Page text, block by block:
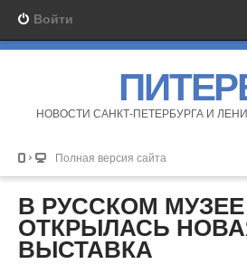
Войти
НОВОСТИ САНКТ-ПЕТЕРБУРГА И
Полная версия сайта
В РУССКОМ МУЗЕЕ
ОТКРЫЛАСЬ
ВЫСТАВКА